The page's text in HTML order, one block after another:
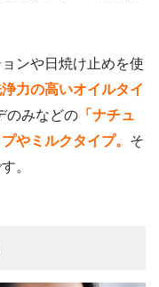
ンや日焼け止めを使
力の高いオイルタイ
のみなどの 「ナチュ
やミルクタイプ。 そ
。